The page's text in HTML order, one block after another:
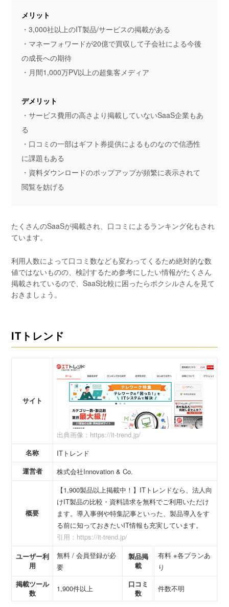
メリット
・3,000社以上のIT製品/サービスの掲載がある
・マネーフォワードが20億で買収して子会社による今後
の成長への期待
・月間1,000万PV以上の超集客メディア
デメリット
・サービス費用の高さより掲載していないSaaS企業もあ
る
・口コミの一部はギフト券提供によるものなので信憑性
に課題もある
・資料ダウンロードのポップアップが頻繁に表示されて
閲覧を妨げる
たくさんのSaaSが掲載され、口コミによるランキング化もされ
ています。
利用人数によって口コミ数なども変わってくるため絶対的な数
値ではないものの、検討するため参考にしたい情報がたくさん
掲載されているので、SaaS比較に困ったらボクシルさんを見て
おきましょう。
ITトレンド
サイト
出典画像：https://it-trend.jp/
名称
ITトレンド
運営者
株式会社Innovation & Co.
概要
【1,900製品以上掲載中！】ITトレンドなら、法人向
けIT製品の比較・資料請求を無料でご利用いただけ
ます。導入事例や特集記事といった、製品導入をす
る前に知っておきたいIT情報も充実しています。
引用：https://it-trend.jp/
ユーザー利
用
無料 / 会員登録が必
要
製品掲
載
有料 ※各プランあ
り
掲載ツール
数
1,900件以上
口コミ
数
件数不明